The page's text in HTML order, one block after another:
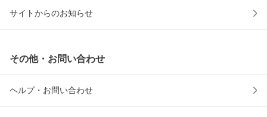
サイトからのお知らせ
その他・お問い合わせ
ヘルプ・お問い合わせ